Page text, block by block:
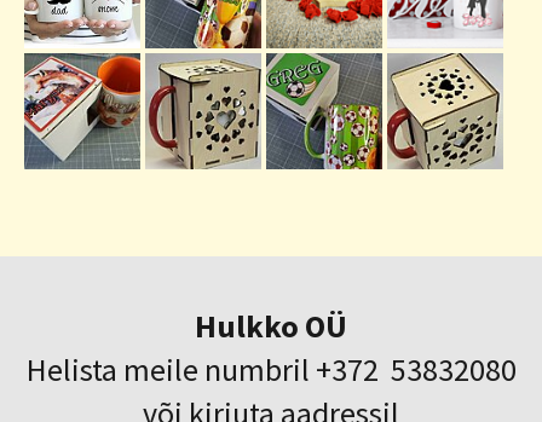
Hulkko OÜ
Helista meile numbril +372 53832080
või kirjuta aadressil